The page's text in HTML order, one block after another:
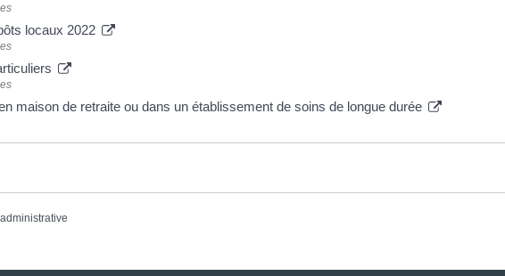
locaux 2022
maison de retraite ou dans un établissement de soins de longue durée